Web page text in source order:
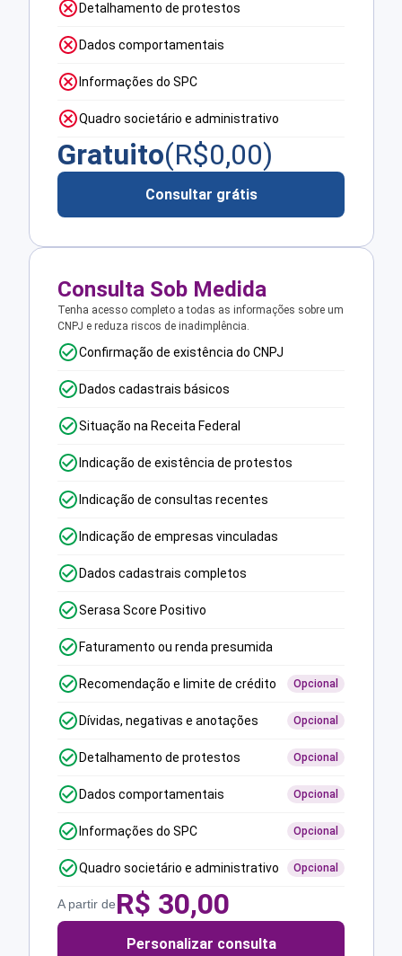
Detalhamento de protestos
Dados comportamentais
Informações do SPC
Quadro societário e administrativo
Gratuito(R$0,00)
Consultar grátis
Consulta Sob Medida
Tenha acesso completo a todas as informações sobre um
CNPJ e reduza riscos de inadimplência.
Confirmação de existência do CNPJ
Dados cadastrais básicos
Situação na Receita Federal
Indicação de existência de protestos
Indicação de consultas recentes
Indicação de empresas vinculadas
Dados cadastrais completos
Serasa Score Positivo
Faturamento ou renda presumida
Recomendação e limite de crédito Opcional
Dívidas, negativas e anotações Opcional
Detalhamento de protestos Opcional
Dados comportamentais Opcional
Informações do SPC Opcional
Quadro societário e administrativo Opcional
A partir deR$ 30,00
Personalizar consulta